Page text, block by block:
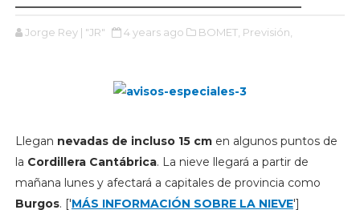
Jorge Rey | "JR" 4 years ago BOMET, Previsión,
Llegan nevadas de incluso 15 cmen algunos puntos de
la Cordillera Cantábrica. La nieve llegará a partir de
mañana lunes y afectará a capitales de provincia como
Burgos. ['MÁS INFORMACIÓN SOBRE LA NIEVE']